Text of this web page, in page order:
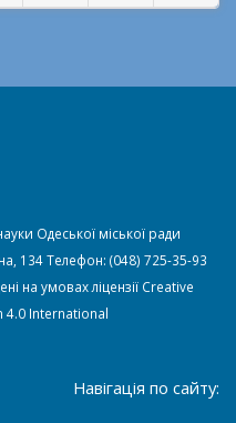
Одеської міської ради
134 Телефон: (048) 725-35-93
на умовах ліцензії Creative
4.0 International
Навігація по сайту: